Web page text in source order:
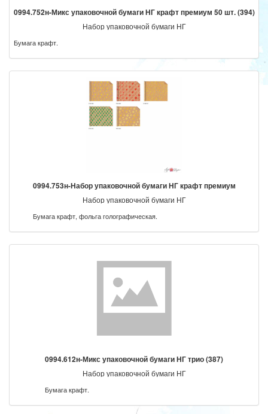
0994.752н-Микс упаковочной бумаги НГ крафт премиум 50 шт. (394)
Набор упаковочной бумаги НГ
Бумага крафт.
0994.753н-Набор упаковочной бумаги НГ крафт премиум
Набор упаковочной бумаги НГ
Бумага крафт, фольга голографическая.
0994.612н-Микс упаковочной бумаги НГ трио (387)
Набор упаковочной бумаги НГ
Бумага крафт.